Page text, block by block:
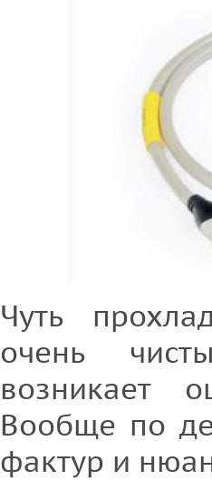
Чуть
очень
возникает
Вообще по
фактур и